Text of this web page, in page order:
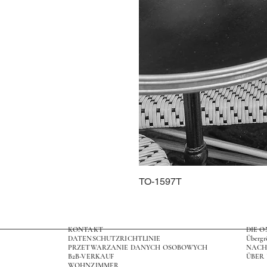
TO-1597T
KONTAKT
DIE
DATENSCHUTZRICHTLINIE
PRZETWARZANIE DANYCH OSOBOWYCH
B2B-VERKAUF
ÜBER
WOHNZIMMER